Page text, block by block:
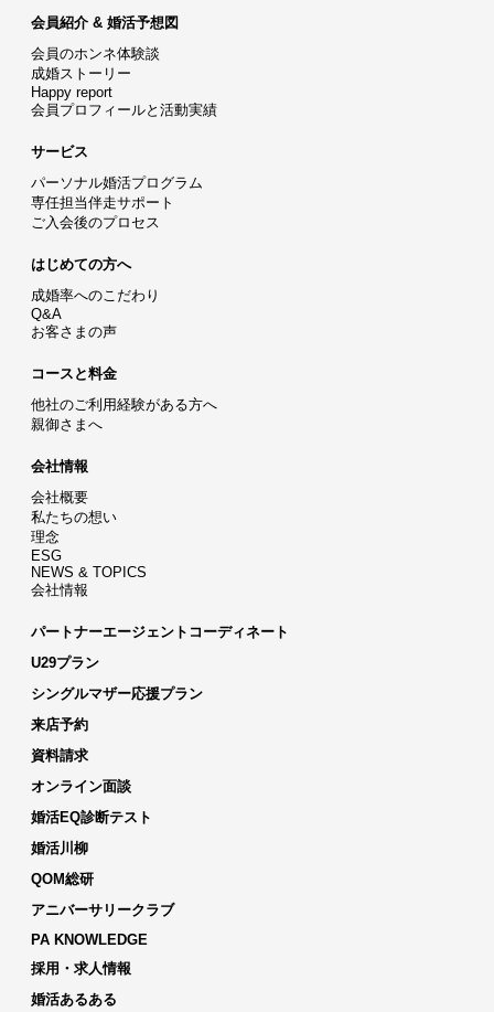
会員紹介 & 婚活予想図
会員のホンネ体験談
成婚ストーリー
Happy report
会員プロフィールと活動実績
サービス
パーソナル婚活プログラム
専任担当伴走サポート
ご入会後のプロセス
はじめての方へ
成婚率へのこだわり
Q&A
お客さまの声
コースと料金
他社のご利用経験がある方へ
親御さまへ
会社情報
会社概要
私たちの想い
理念
ESG
NEWS & TOPICS
会社情報
パートナーエージェントコーディネート
U29プラン
シングルマザー応援プラン
来店予約
資料請求
オンライン面談
婚活EQ診断テスト
婚活川柳
QOM総研
アニバーサリークラブ
PA KNOWLEDGE
採用・求人情報
婚活あるある